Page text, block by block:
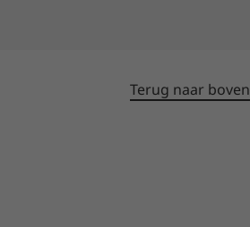
Terug naar boven